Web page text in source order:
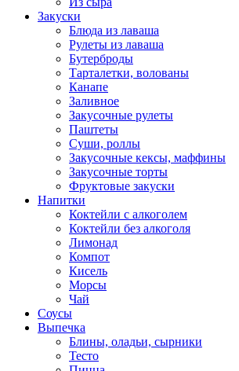
Закуски
Блюда из лаваша
Рулеты из лаваша
Бутерброды
Тарталетки, волованы
Канапе
Заливное
Закусочные рулеты
Паштеты
Суши, роллы
Закусочные кексы, маффины
Закусочные торты
Фруктовые закуски
Напитки
Коктейли с алкоголем
Коктейли без алкоголя
Лимонад
Компот
Кисель
Морсы
Чай
Соусы
Выпечка
Блины, оладьи, сырники
Тесто